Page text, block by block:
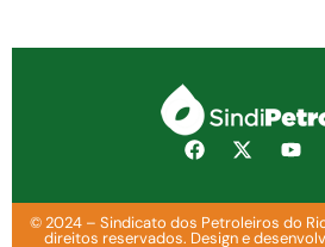
© 2024 – Sindicato dos Petroleiros do
direitos reservados. Design e